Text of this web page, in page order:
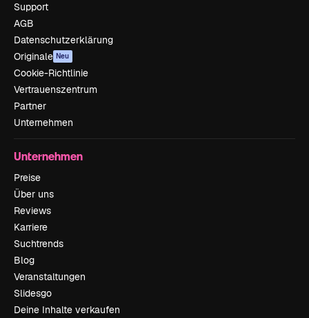
Support
AGB
Datenschutzerklärung
Originale Neu
Cookie-Richtlinie
Vertrauenszentrum
Partner
Unternehmen
Unternehmen
Preise
Über uns
Reviews
Karriere
Suchtrends
Blog
Veranstaltungen
Slidesgo
Deine Inhalte verkaufen